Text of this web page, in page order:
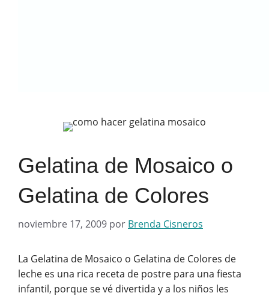
Gelatina de Mosaico o
Gelatina de Colores
noviembre 17, 2009 por Brenda Cisneros
La Gelatina de Mosaico o Gelatina de Colores de
leche es una rica receta de postre para una fiesta
infantil, porque se vé divertida y a los niños les